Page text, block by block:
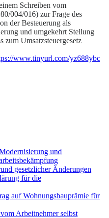
Schreiben vom
004/016) zur Frage des
der Besteuerung als
und umgekehrt Stellung
zum Umsatzsteuergesetz
www.tinyurl.com/yz688ybc
und
gesetzlicher Änderungen
für die
auf Wohnungsbauprämie für
Arbeitnehmer selbst